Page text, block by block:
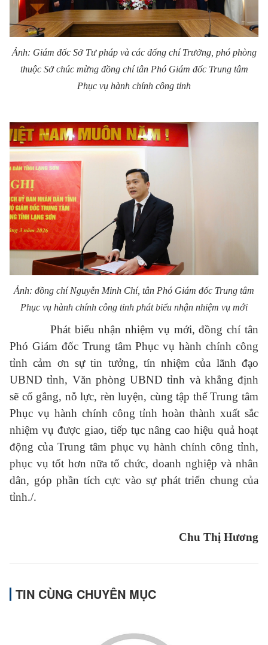
Ảnh: Giám đốc Sở Tư pháp và các đống chí Trưởng, phó phòng
thuộc Sở chúc mừng đồng chí tân Phó Giám đốc Trung tâm
Phục vụ hành chính công tỉnh
Ảnh: đồng chí Nguyễn Minh Chí, tân Phó Giám đốc Trung tâm
Phục vụ hành chính công tỉnh phát biểu nhận nhiệm vụ mới
Phát biểu nhận nhiệm vụ mới, đồng chí tân
Phó Giám đốc Trung tâm Phục vụ hành chính công
tỉnh cảm ơn sự tin tưởng, tín nhiệm của lãnh đạo
UBND tỉnh, Văn phòng UBND tỉnh và khẳng định
sẽ cố gắng, nỗ lực, rèn luyện, cùng tập thể Trung tâm
Phục vụ hành chính công tỉnh hoàn thànhxuất sắc
nhiệm vụ được giao, tiếp tục nâng cao hiệu quả hoạt
động của Trung tâm phục vụ hành chính công tỉnh,
phục vụ tốt hơn nữa tổ chức, doanh nghiệp và nhân
dân, góp phần tích cực vào sự phát triển chung của
tỉnh./.
Chu Thị Hương
TIN CÙNG CHUYÊN MỤC